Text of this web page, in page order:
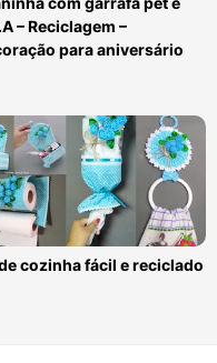
– Reciclagem –
para aniversário
cozinha fácil e reciclado